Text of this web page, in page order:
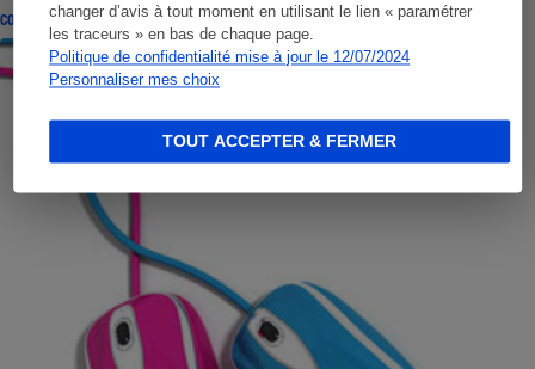
changer d’avis à tout moment en utilisant le lien « paramétrer
les traceurs » en bas de chaque page.
Politique de confidentialité mise à jour le 12/07/2024
Personnaliser mes choix
TOUT ACCEPTER & FERMER
CONSEILS